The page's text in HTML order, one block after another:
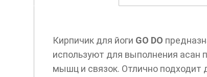
Кирпичик для йоги GO DO
используют для выполнения асан
мышц и связок. Отлично подходит